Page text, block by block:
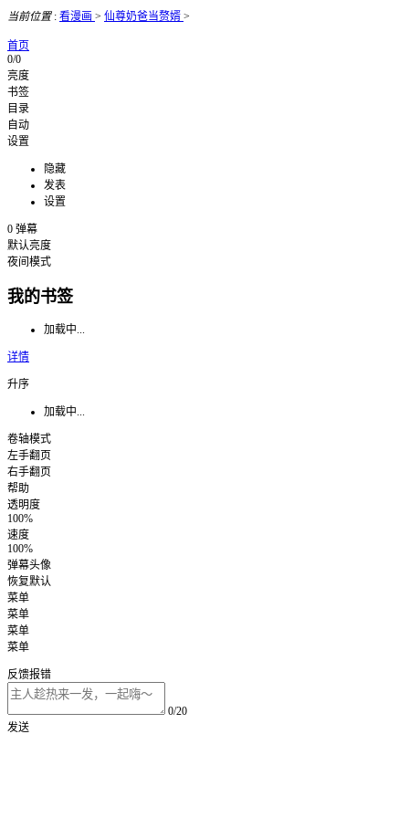
当前位置: 看漫画 > 仙尊奶爸当赘婿 >
首页
0/0
亮度
书签
目录
自动
设置
隐藏
发表
设置
0 弹幕
默认亮度
夜间模式
我的书签
加载中...
详情
升序
加载中...
卷轴模式
左手翻页
右手翻页
帮助
透明度
100%
速度
100%
弹幕头像
恢复默认
菜单
菜单
菜单
菜单
反馈报错
0/20
发送